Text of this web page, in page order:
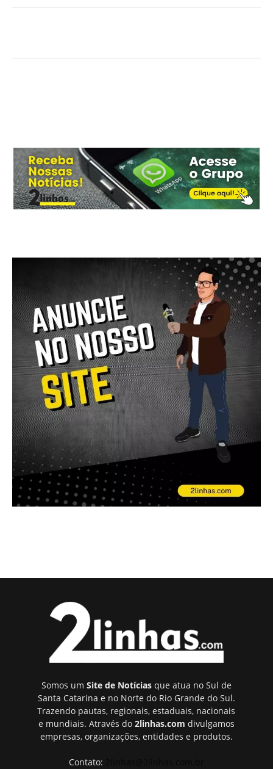
Somos um Site de Notíciasque atua no Sul de
Santa Catarina e no Norte do Rio Grande do Sul.
Trazendo pautas, regionais, estaduais, nacionais
e mundiais. Através do 2linhas.com divulgamos
empresas, organizações, entidades e produtos.
Contato: